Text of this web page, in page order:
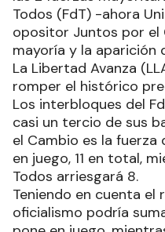
Todos (FdT) -ahora
opositor Juntos por el
mayoría y la aparición
La Libertad Avanza
romper el histórico
Los interbloques del
casi un tercio de sus
el Cambio es la
en juego, 11 en total,
Todos arriesgará 8.
Teniendo en cuenta el
oficialismo podría